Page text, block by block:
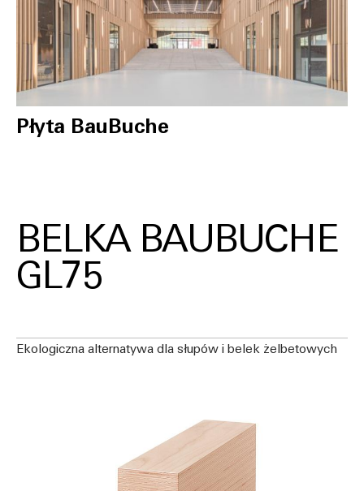
Płyta BauBuche
BELKA BAUBUCHE
GL75
Ekologiczna alternatywa dla słupów i belek żelbetowych